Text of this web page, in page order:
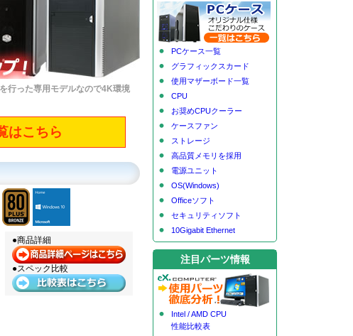
行った専用モデルなので4K環境
はこちら
●商品詳細
●スペック比較
PCケース一覧
グラフィックスカード
使用マザーボード一覧
CPU
お奨めCPUクーラー
ケースファン
ストレージ
高品質メモリを採用
電源ユニット
OS(Windows)
Officeソフト
セキュリティソフト
10Gigabit Ethernet
注目パーツ情報
Intel / AMD CPU
性能比較表